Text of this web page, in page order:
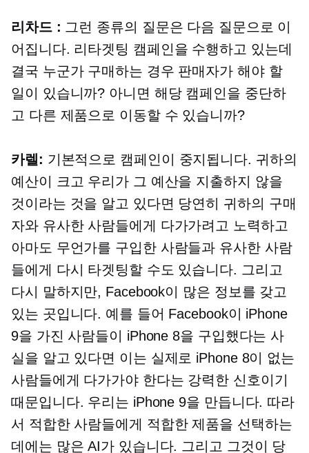
리차드 : 그런 종류의 질문은 다음 질문으로 이
어집니다. 리타겟팅 캠페인을 수행하고 있는데
결국 누군가 구매하는 경우 판매자가 해야 할
일이 있습니까? 아니면 해당 캠페인을 중단하
고 다른 제품으로 이동할 수 있습니까?
카렐: 기본적으로 캠페인이 중지됩니다. 귀하의
예산이 크고 우리가 그 예산을 지출하지 않을
것이라는 것을 알고 있다면 당연히 귀하의 구매
자와 유사한 사람들에게 다가가려고 노력하고
아마도 무언가를 구입한 사람들과 유사한 사람
들에게 다시 타겟팅할 수도 있습니다. 그리고
다시 말하지만, Facebook이 많은 정보를 갖고
있는 곳입니다. 예를 들어 Facebook이 iPhone
9을 가진 사람들이 iPhone 8을 구입했다는 사
실을 알고 있다면 이는 실제로 iPhone 8이 없는
사람들에게 다가가야 한다는 강력한 신호이기
때문입니다. 우리는 iPhone 9을 만듭니다. 따라
서 적합한 사람들에게 적합한 제품을 선택하는
데에는 많은 AI가 있습니다. 그리고 그것이 당